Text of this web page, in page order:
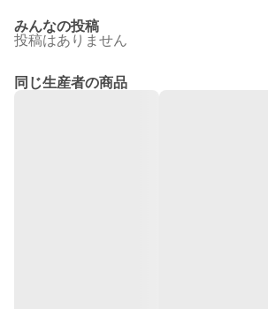
みんなの投稿
投稿はありません
同じ生産者の商品